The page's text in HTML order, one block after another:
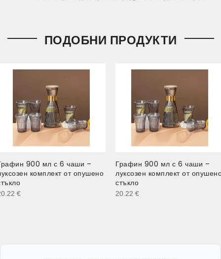
ПОДОБНИ ПРОДУКТИ
900 мл с 6 чаши –
комплект от опушено
€
Графин 900 мл с 6 чаши –
луксозен комплект от
стъкло
20.22 €